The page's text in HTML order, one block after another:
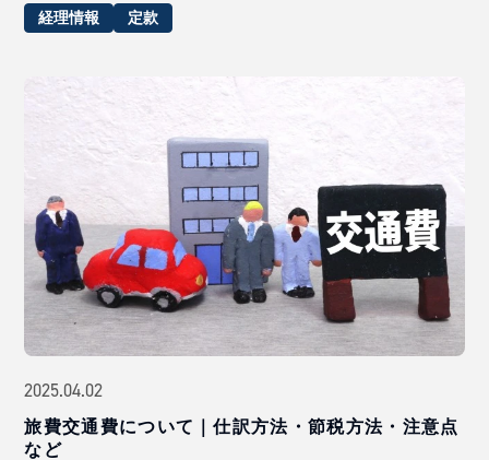
経理情報 定款
2025.04.02
旅費交通費について｜仕訳方法・節税方法・注意点
など